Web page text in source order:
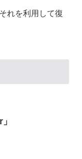
れを利用して復